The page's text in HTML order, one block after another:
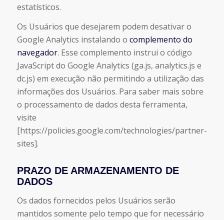
estatísticos.
Os Usuários que desejarem podem desativar o
Google Analytics instalando o complemento do
navegador. Esse complemento instrui o código
JavaScript do Google Analytics (ga.js, analytics.js e
dc.js) em execução não permitindo a utilização das
informações dos Usuários. Para saber mais sobre
o processamento de dados desta ferramenta,
visite
[https://policies.google.com/technologies/partner-
sites].
PRAZO DE ARMAZENAMENTO DE
DADOS
Os dados fornecidos pelos Usuários serão
mantidos somente pelo tempo que for necessário